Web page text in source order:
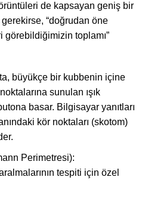
de kapsayan geniş bir
“doğrudan öne
toplamı”
büyükçe bir kubbenin içine
sunulan ışık
basar. Bilgisayar yanıtları
kör noktaları (skotom)
Perimetresi):
tespiti için özel